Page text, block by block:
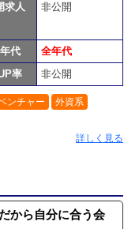
求人 非公開
代
全年代
率 非公開
ンチャー
外資系
詳しく見る
から自分に合う会